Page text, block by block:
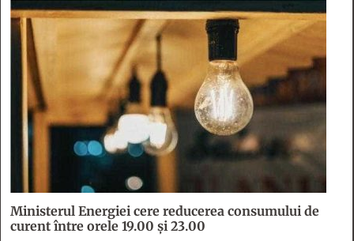
Ministerul Energiei cere reducerea consumului de
curent între orele 19.00 și 23.00